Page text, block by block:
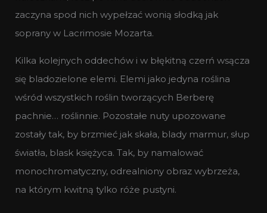
zaczyna spod nich wypełzać wonią słodką jak
soprany w Lacrimosie Mozarta.
Kilka kolejnych oddechów i w błękitną czerń wsącza
się bladozielone elemi. Elemi jako jedyna roślina
wśród wszystkich roślin tworzących Berberę
pachnie… roślinnie. Pozostałe nuty upozowane
zostały tak, by brzmieć jak skała, blady marmur, słup
światła, blask księżyca. Tak, by namalować
monochromatyczny, odrealniony obraz wybrzeża,
na którym kwitną tylko róże pustyni.